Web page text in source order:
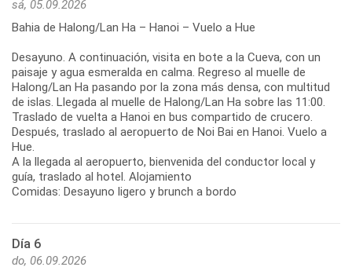
sá, 05.09.2026
Bahia de Halong/Lan Ha – Hanoi – Vuelo a Hue
Desayuno. A continuación, visita en bote a la Cueva, con un
paisaje y agua esmeralda en calma. Regreso al muelle de
Halong/Lan Ha pasando por la zona más densa, con multitud
de islas. Llegada al muelle de Halong/Lan Ha sobre las 11:00.
Traslado de vuelta a Hanoi en bus compartido de crucero.
Después, traslado al aeropuerto de Noi Bai en Hanoi. Vuelo a
Hue.
A la llegada al aeropuerto, bienvenida del conductor local y
guía, traslado al hotel. Alojamiento
Comidas: Desayuno ligero y brunch a bordo
Día 6
do, 06.09.2026